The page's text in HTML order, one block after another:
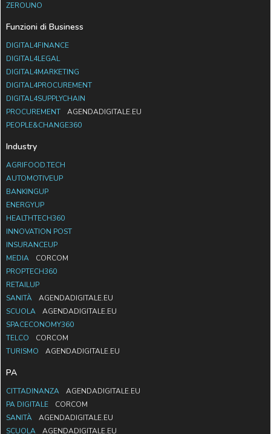
ZEROUNO
Funzioni di Business
DIGITAL4FINANCE
DIGITAL4LEGAL
DIGITAL4MARKETING
DIGITAL4PROCUREMENT
DIGITAL4SUPPLYCHAIN
PROCUREMENT
AGENDADIGITALE.EU
PEOPLE&CHANGE360
Industry
AGRIFOOD.TECH
AUTOMOTIVEUP
BANKINGUP
ENERGYUP
HEALTHTECH360
INNOVATION POST
INSURANCEUP
MEDIA
CORCOM
PROPTECH360
RETAILUP
SANITÀ
AGENDADIGITALE.EU
SCUOLA
AGENDADIGITALE.EU
SPACECONOMY360
TELCO
CORCOM
TURISMO
AGENDADIGITALE.EU
PA
CITTADINANZA
AGENDADIGITALE.EU
PA DIGITALE
CORCOM
SANITÀ
AGENDADIGITALE.EU
SCUOLA
AGENDADIGITALE.EU